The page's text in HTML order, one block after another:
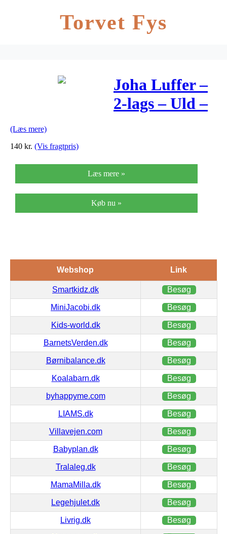
Torvet Fys
Joha Luffer –
2-lags – Uld –
(Læs mere)
140 kr. (Vis fragtpris)
Læs mere »
Køb nu »
Webshop Link
Smartkidz.dk Besøg
MiniJacobi.dk Besøg
Kids-world.dk Besøg
BarnetsVerden.dk Besøg
Børnibalance.dk Besøg
Koalabarn.dk Besøg
byhappyme.com Besøg
LIAMS.dk Besøg
Villavejen.com Besøg
Babyplan.dk Besøg
Tralaleg.dk Besøg
MamaMilla.dk Besøg
Legehjulet.dk Besøg
Livrig.dk Besøg